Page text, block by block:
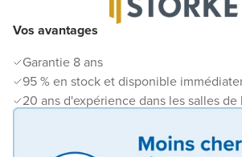
Vos avantages
Garantie 8 ans
95 % en stock et disponible
20 ans d'expérience dans les salles de